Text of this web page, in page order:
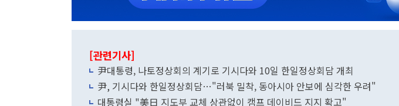
[관련기사]
尹대통령, 나토정상회의 계기로 기시다와 10일 한일정상회담 개최
尹, 기시다와 한일정상회담…"러북 밀착, 동아시아 안보에 심각한 우려"
대통령실 "美日 지도부 교체 상관없이 캠프 데이비드 지지 확고"